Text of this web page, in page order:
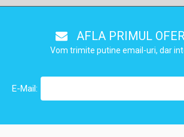
AFLA PRIMUL
Vom trimite putine email-uri, dar
E-Mail: